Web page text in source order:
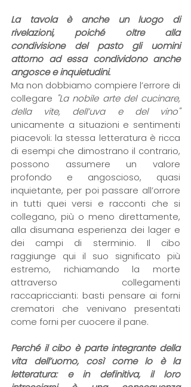
La tavola è anche un luogo di
rivelazioni, poiché oltre alla
condivisione del pasto gli uomini
attorno ad essa condividono anche
angosce e inquietudini.
Ma non dobbiamo compiere l’errore di
collegare "La nobile arte del cucinare,
della vite, dell’uva e del vino"
unicamente a situazioni e sentimenti
piacevoli: la stessa letteratura è ricca
di esempi che dimostrano il contrario,
possono assumere un valore
profondo e angoscioso, quasi
inquietante, per poi passare all’orrore
in tutti quei versi e racconti che si
collegano, più o meno direttamente,
alla disumana esperienza dei lager e
dei campi di sterminio. Il cibo
raggiunge qui il suo significato più
estremo, richiamando la morte
attraverso collegamenti
raccapriccianti: basti pensare ai forni
crematori che venivano presentati
come forni per cuocere il pane.
Perché il cibo è parte integrante della
vita dell’uomo, così come lo è la
letteratura: e in definitiva, il loro